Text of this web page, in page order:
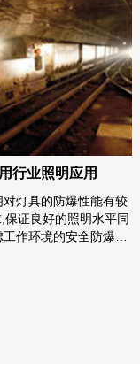
行业照明应用
对灯具的防爆性能有较
保证良好的照明水平同
工作环境的安全防爆…